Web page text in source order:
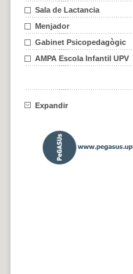
Sala de Lactancia
Menjador
Gabinet Psicopedagògic
AMPA Escola Infantil UPV
Expandir